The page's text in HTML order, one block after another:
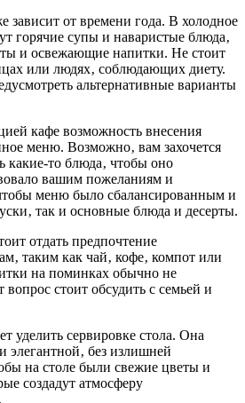
зависит от времени года. В холодное
горячие супы и наваристые блюда‚
и освежающие напитки. Не стоит
или людях‚ соблюдающих диету.
альтернативные варианты
кафе возможность внесения
меню. Возможно‚ вам захочется
какие-то блюда‚ чтобы оно
вашим пожеланиям и
меню было сбалансированным и
так и основные блюда и десерты.
отдать предпочтение
таким как чай‚ кофе‚ компот или
на поминках обычно не
вопрос стоит обсудить с семьей и
уделить сервировке стола. Она
без излишней
на столе были свежие цветы и
создадут атмосферу